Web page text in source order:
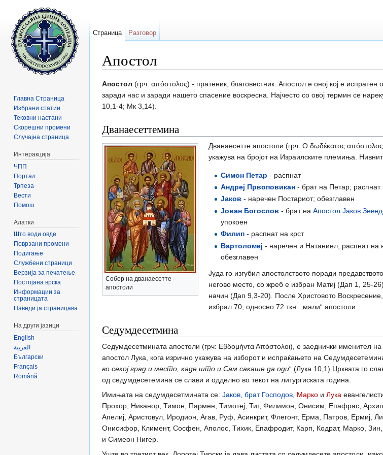
Апостол
Апостол (грч: απόστολος) - пратеник, благовестник. Апостол е оној кој е испратен
заради нас и заради нашето спасение воскресна. Најчесто со овој термин се
10,1-4; Мк 3,14).
Дванаесеттемина
Собор на дванаесетте
апостоли
Дванаесетте апостоли (грч. Ο δωδέκατος
укажува на бројот на Израилските племиња.
Симон Петар - распнат
Андреј Првоповикан - брат на Петар; распнат
Јаков - наречен Постариот; обезглавен
Јован Богослов - брат наАпостол Јаков
упокоен
Филип - распнат на крст
Вартоломеј - наречен и Натаниел; распнат на
обезглавен
Јуда го изгубил апостолството поради
негово место, со жреб е избран Матиј (Дап 1, 25-
начин (Дап 9,3-20). После Христовото
избрал 70, односно 72 ткн. „мали“ апостоли.
Седумдесетмина
Седумдесетмината апостоли (грч: Εβδομήντα Απόστολοι), е заеднички именител
апостол Лука, кога изрично укажувa на изборот и испраќањето на
во секој град и место, каде што и Сам сакаше да оди“ (Лука 10,1) Црквата го
од седумдесетемина се слави и одделно во текот на литургиската година.
Имињата на седумдесетмината се: Јаков, брат Господов, Марко и Лука
Прохор, Никанор, Тимон, Пармен, Тимотеј, Тит, Филимон, Онисим, Епафрас,
Апелиј, Аристовул, Иродион, Агав, Руф, Асинкрит, Флегонт, Ерма, Патров, Ермиј,
Онисифор, Климент, Сосфен, Аполос, Тихик, Епафродит, Карп, Кодрат, Марко,
и Симеон Нигер.
Страница Разговор
Главна Страница
Избрани статии
Тековни настани
Скорешни промени
Случајна страница
Интеракција
ЧПП
Портал
Трпеза
Вести
Помош
Алатки
Што води овде
Поврзани промени
Подигање
Службени страници
Верзија за печатење
Постојана врска
Информации за
страницата
Наведи ја страницава
На други јазици
English
العربية
Български
Français
Română